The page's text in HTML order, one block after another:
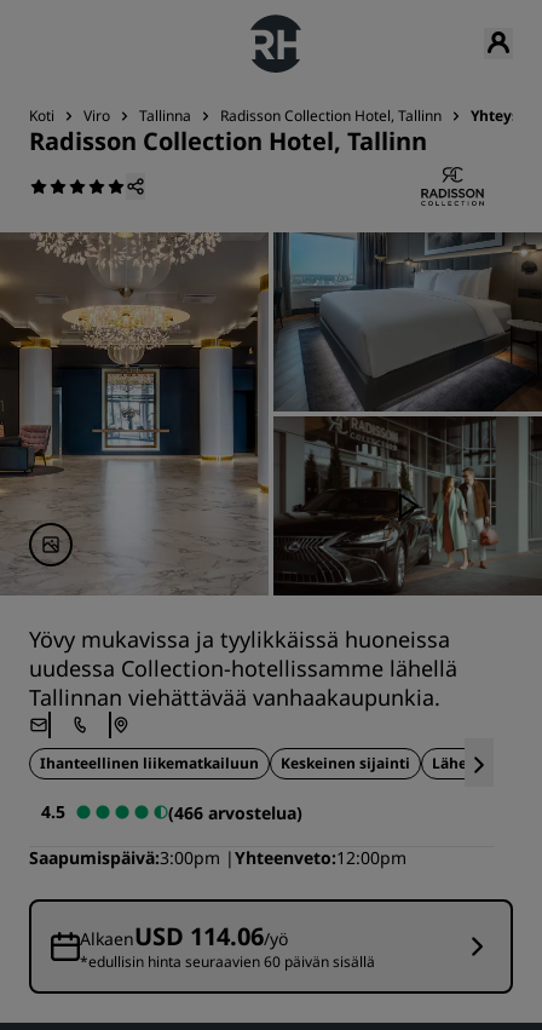
Koti Viro Tallinna Radisson Collection Hotel, Tallinn
Radisson Collection Hotel, Tallinn
Yövy mukavissa ja tyylikkäissä huoneissa
uudessa Collection-hotellissamme lähellä
Tallinnan viehättävää vanhaakaupunkia.
Ihanteellinen liikematkailuun Keskeinen sijainti Lähellä
4.5
(466 arvostelua)
Saapumispäivä 3:00pm Yhteenveto 12:00pm
AlkaenUSD 114.06/yö
*edullisin hinta seuraavien 60 päivän sisällä